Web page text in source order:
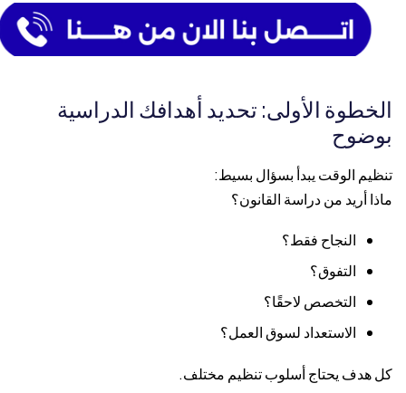
الخطوة الأولى: تحديد أهدافك الدراسية
بوضوح
تنظيم الوقت يبدأ بسؤال بسيط:
ماذا أريد من دراسة القانون؟
النجاح فقط؟
التفوق؟
التخصص لاحقًا؟
الاستعداد لسوق العمل؟
كل هدف يحتاج أسلوب تنظيم مختلف.